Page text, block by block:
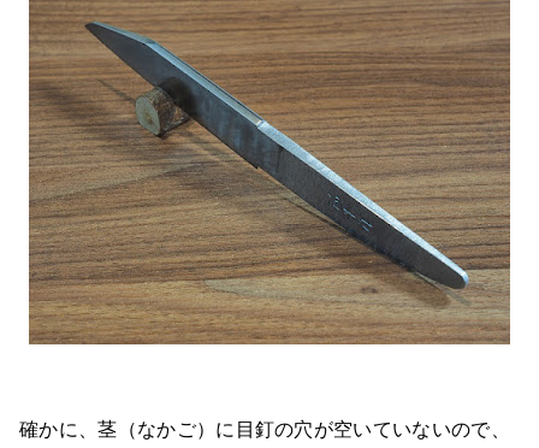
確かに、茎（なかご）に目釘の穴が空いていないので、